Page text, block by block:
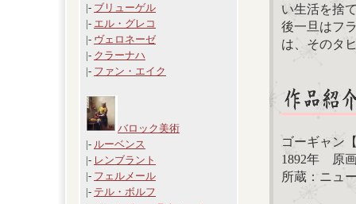
|- ブリューゲル
|- エル・グレコ
|- ヴェロネーゼ
|- クラーナハ
|- ファン・エイク
バロック美術
|- ルーベンス
|- レンブラント
|- フェルメール
|- テル・ボルフ
い生活を捨
後一旦はフ
は、そのタ
ゴーギャン
1892年 原
所蔵：ニュ